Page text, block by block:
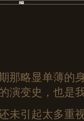
服
略显单薄的
演变史，也是
引起太多重